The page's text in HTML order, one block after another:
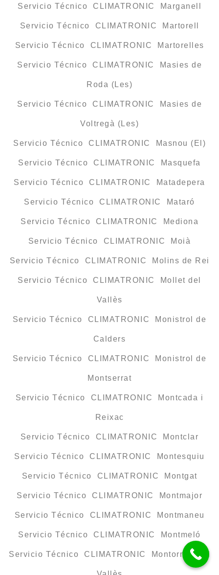
Servicio Técnico CLIMATRONIC Marganell
Servicio Técnico CLIMATRONIC Martorell
Servicio Técnico CLIMATRONIC Martorelles
Servicio Técnico CLIMATRONIC Masies de
Roda (Les)
Servicio Técnico CLIMATRONIC Masies de
Voltregà (Les)
Servicio Técnico CLIMATRONIC Masnou (El)
Servicio Técnico CLIMATRONIC Masquefa
Servicio Técnico CLIMATRONIC Matadepera
Servicio Técnico CLIMATRONIC Mataró
Servicio Técnico CLIMATRONIC Mediona
Servicio Técnico CLIMATRONIC Moià
Servicio Técnico CLIMATRONIC Molins de Rei
Servicio Técnico CLIMATRONIC Mollet del
Vallès
Servicio Técnico CLIMATRONIC Monistrol de
Calders
Servicio Técnico CLIMATRONIC Monistrol de
Montserrat
Servicio Técnico CLIMATRONIC Montcada i
Reixac
Servicio Técnico CLIMATRONIC Montclar
Servicio Técnico CLIMATRONIC Montesquiu
Servicio Técnico CLIMATRONIC Montgat
Servicio Técnico CLIMATRONIC Montmajor
Servicio Técnico CLIMATRONIC Montmaneu
Servicio Técnico CLIMATRONIC Montmeló
Servicio Técnico CLIMATRONIC Montornès del